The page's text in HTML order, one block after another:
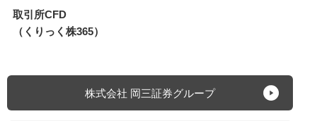
取引所CFD
（くりっく株365）
株式会社 岡三証券グループ